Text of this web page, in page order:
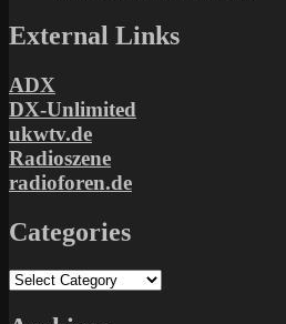
External Links
ADX
DX-Unlimited
ukwtv.de
Radioszene
radioforen.de
Categories
Categories